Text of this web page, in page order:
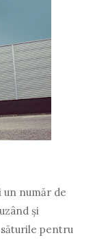
număr de
şi
pentru